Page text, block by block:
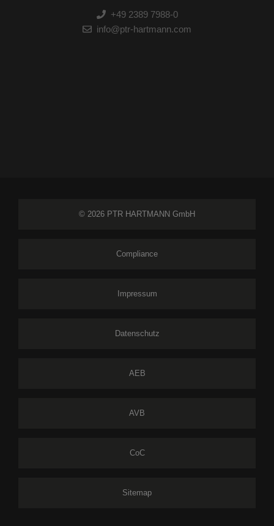
+49 2389 7988-0
info@ptr-hartmann.com
© 2026 PTR HARTMANN GmbH
Compliance
Impressum
Datenschutz
AEB
AVB
CoC
Sitemap